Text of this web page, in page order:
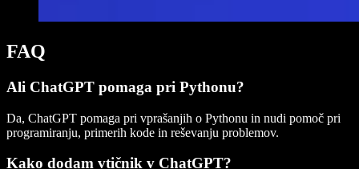
FAQ
Ali ChatGPT pomaga pri Pythonu?
Da, ChatGPT pomaga pri vprašanjih o Pythonu in nudi pomoč pri
programiranju, primerih kode in reševanju problemov.
Kako dodam vtičnik v ChatGPT?